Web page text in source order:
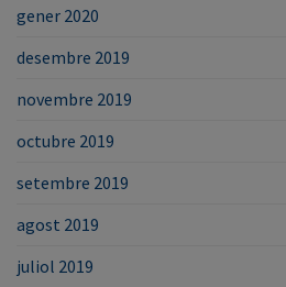
gener 2020
desembre 2019
novembre 2019
octubre 2019
setembre 2019
agost 2019
juliol 2019